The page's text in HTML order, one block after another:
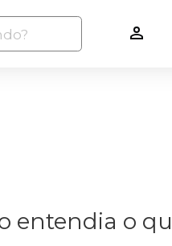
entendia o